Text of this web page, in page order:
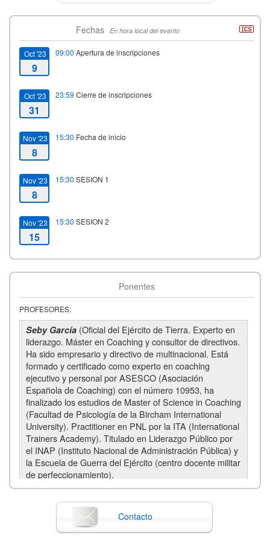
Fechas En hora local del evento
Oct '23
9
09:00 Apertura de inscripciones
Oct '23
31
23:59 Cierre de inscripciones
Nov '23
8
15:30 Fecha de inicio
Nov '23
8
15:30 SESION 1
Nov '23
15
15:30 SESION 2
Nov '23
29
15:30
Nov '23
29
20:30Fecha de fin
Ponentes
PROFESORES:
Seby García (Oficial del Ejército de Tierra. Experto en
liderazgo. Máster en Coaching y consultor de directivos.
Ha sido empresario y directivo de multinacional. Está
formado y certificado como experto en coaching
ejecutivo y personal por ASESCO (Asociación
Española de Coaching) con el número 10953, ha
finalizado los estudios de Master of Science in Coaching
(Facultad de Psicología de la Bircham International
University). Practitioner en PNL por la ITA (International
Trainers Academy). Titulado en Liderazgo Público por
el INAP (Instituto Nacional de Administración Pública) y
la Escuela de Guerra del Ejército (centro docente militar
de perfeccionamiento).
Mónica Pérez Hurtado
Derecho por la Universidad San Pablo CEU y MBA
por IADE (UAM) e IE Business School. He realizado
Contacto